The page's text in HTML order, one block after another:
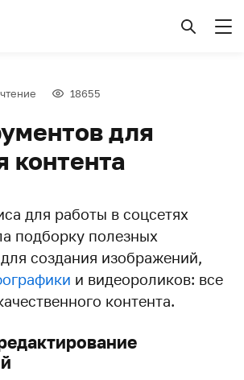
18655
для
контента
для работы в соцсетях
подборку полезных
создания изображений,
и видеороликов: все
контента.